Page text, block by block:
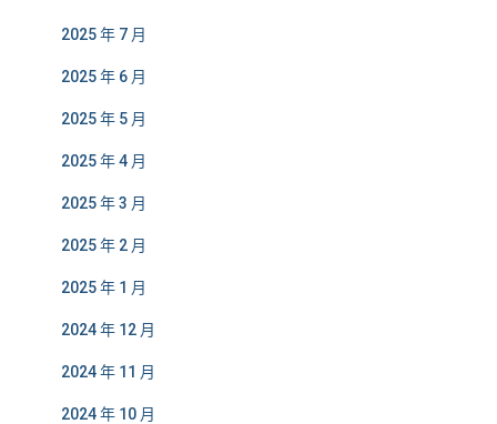
2025 年 7 月
2025 年 6 月
2025 年 5 月
2025 年 4 月
2025 年 3 月
2025 年 2 月
2025 年 1 月
2024 年 12 月
2024 年 11 月
2024 年 10 月